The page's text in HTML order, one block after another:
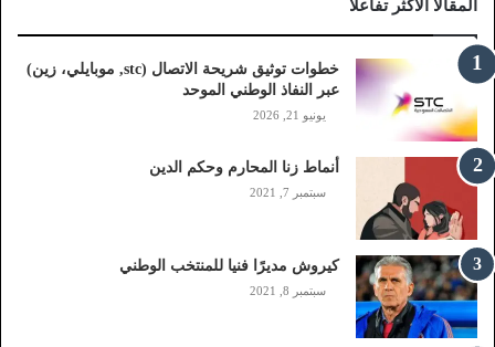
ل
ا
ت
ص
ل
(
s
,
م
و
ب
ا
المقالا الأكثر تفاعلاً
خطوات توثيق شريحة الاتصال (stc, موبايلي، زين)
عبر النفاذ الوطني الموحد
يونيو 21, 2026
أنماط زنا المحارم وحكم الدين
سبتمبر 7, 2021
كيروش مديرًا فنيا للمنتخب الوطني
سبتمبر 8, 2021